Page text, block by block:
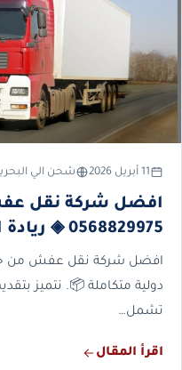
11 أبريل 2026 شحن الي
افضل شركة نقل
0568829975 ◈ ريادة الربط الدولي
افضل شركة نقل عفش من
دولية متكاملة 📦. نتميز
تشمل…
اقرأ المقال